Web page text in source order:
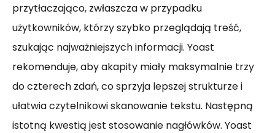
przytłaczająco, zwłaszcza w przypadku
użytkowników, którzy szybko przeglądają treść,
szukając najważniejszych informacji. Yoast
rekomenduje, aby akapity miały maksymalnie trzy
do czterech zdań, co sprzyja lepszej strukturze i
ułatwia czytelnikowi skanowanie tekstu. Następną
istotną kwestią jest stosowanie nagłówków. Yoast